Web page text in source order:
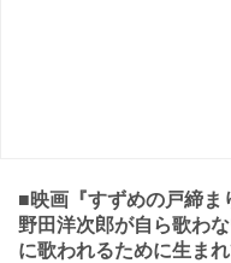
■映画『すずめの戸締ま
野田洋次郎が自ら歌わ
に歌われるために生まれ